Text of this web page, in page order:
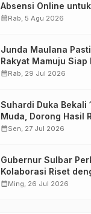
Absensi Online
calendar_monthRab, 5 Agu 2026
Junda Maulana
Rakyat Mamuju Siap
calendar_monthRab, 29 Jul 2026
Suhardi Duka Bekali
Muda, Dorong Hasil
Dasar Kebijakan
calendar_monthSen, 27 Jul 2026
Gubernur Sulbar
Kolaborasi Riset
untuk Mendukung
calendar_monthMing, 26 Jul 2026